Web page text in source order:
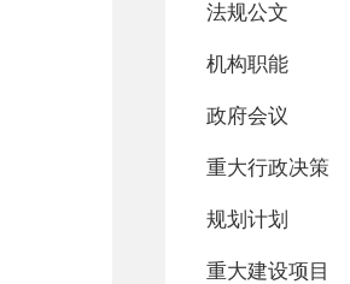
法规公文
机构职能
政府会议
重大行政决策
规划计划
重大建设项目